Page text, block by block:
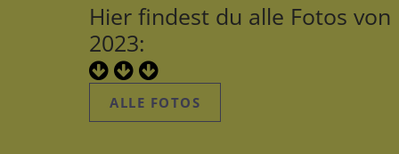
Hier findest du alle Fotos von
2023:
ALLE FOTOS